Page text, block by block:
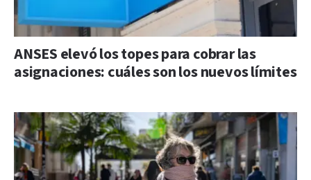
ANSES elevó los topes para cobrar las
asignaciones: cuáles son los nuevos límites